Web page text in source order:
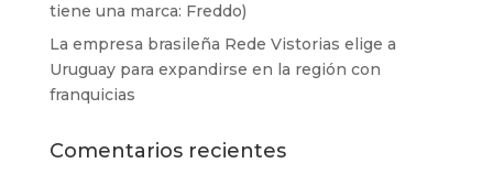
tiene una marca: Freddo)
La empresa brasileña Rede Vistorias elige a
Uruguay para expandirse en la región con
franquicias
Comentarios recientes